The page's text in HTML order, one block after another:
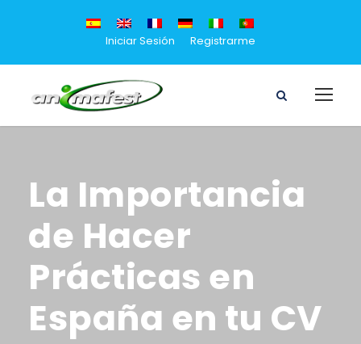
Iniciar Sesión Registrarme
La Importancia
de Hacer
Prácticas en
España en tu CV